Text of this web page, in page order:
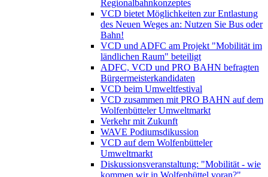
Regionalbahnkonzeptes
VCD bietet Möglichkeiten zur Entlastung
des Neuen Weges an: Nutzen Sie Bus oder
Bahn!
VCD und ADFC am Projekt "Mobilität im
ländlichen Raum" beteiligt
ADFC, VCD und PRO BAHN befragten
Bürgermeisterkandidaten
VCD beim Umweltfestival
VCD zusammen mit PRO BAHN auf dem
Wolfenbütteler Umweltmarkt
Verkehr mit Zukunft
WAVE Podiumsdikussion
VCD auf dem Wolfenbütteler
Umweltmarkt
Diskussionsveranstaltung: "Mobilität - wie
kommen wir in Wolfenbüttel voran?"